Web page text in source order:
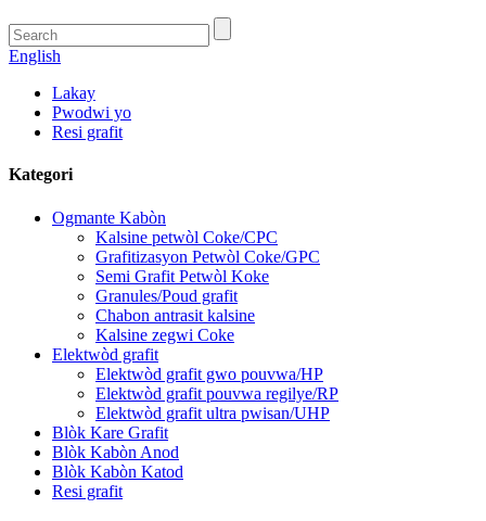
English
Lakay
Pwodwi yo
Resi grafit
Kategori
Ogmante Kabòn
Kalsine petwòl Coke/CPC
Grafitizasyon Petwòl Coke/GPC
Semi Grafit Petwòl Koke
Granules/Poud grafit
Chabon antrasit kalsine
Kalsine zegwi Coke
Elektwòd grafit
Elektwòd grafit gwo pouvwa/HP
Elektwòd grafit pouvwa regilye/RP
Elektwòd grafit ultra pwisan/UHP
Blòk Kare Grafit
Blòk Kabòn Anod
Blòk Kabòn Katod
Resi grafit